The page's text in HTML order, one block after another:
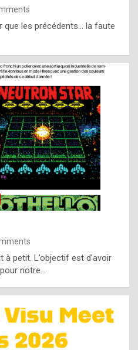
e
f
o
m
m
a
y
b
e
b
y
g
e
n
u
i
n
e
que les précédents… la faute
petit. L’objectif est d’avoir
notre…